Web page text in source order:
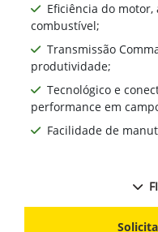
Eficiência do
combustível;
Transmissão
produtividade;
Tecnológico e
performance em
Facilidade de